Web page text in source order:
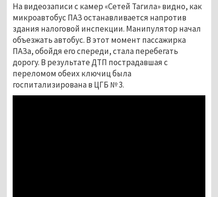
На видеозаписи с камер «Сетей Тагила» видно, как
микроавтобус ПАЗ останавливается напротив
здания налоговой инспекции. Манипулятор начал
объезжать автобус. В этот момент пассажирка
ПАЗа, обойдя его спереди, стала перебегать
дорогу. В результате ДТП пострадавшая с
переломом обеих ключиц была
госпитализирована в ЦГБ № 3.